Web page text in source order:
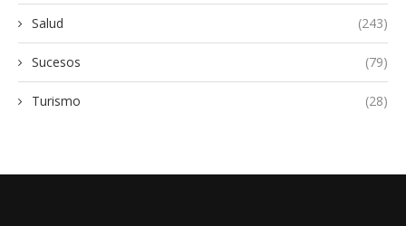
Salud (243)
Sucesos (79)
Turismo (28)